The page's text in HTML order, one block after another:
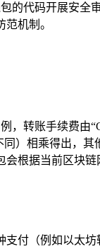
的代码开展安
机制。
，转账手续费由
同）相乘得出，
会根据当前区块
支付（例如以太